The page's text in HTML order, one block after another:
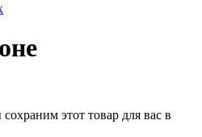
этот товар для вас в